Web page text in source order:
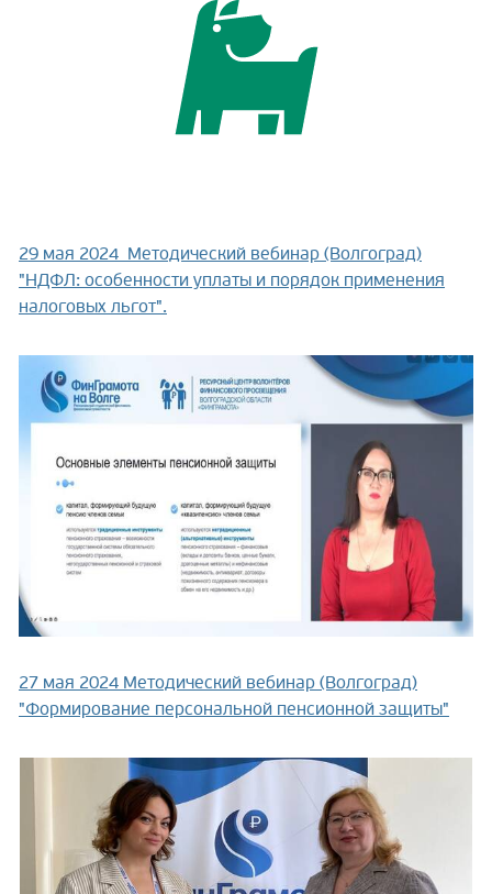
29 мая 2024 Методический вебинар (Волгоград)
"НДФЛ: особенности уплаты и порядок применения
налоговых льгот".
27 мая 2024 Методический вебинар (Волгоград)
"Формирование персональной пенсионной защиты"